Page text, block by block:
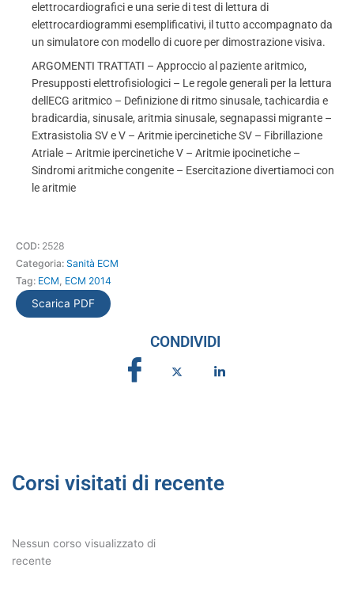
elettrocardiografici e una serie di test di lettura di
elettrocardiogrammi esemplificativi, il tutto accompagnato da
un simulatore con modello di cuore per dimostrazione visiva.
ARGOMENTI TRATTATI – Approccio al paziente aritmico,
Presupposti elettrofisiologici – Le regole generali per la lettura
dellECG aritmico – Definizione di ritmo sinusale, tachicardia e
bradicardia, sinusale, aritmia sinusale, segnapassi migrante –
Extrasistolia SV e V – Aritmie ipercinetiche SV – Fibrillazione
Atriale – Aritmie ipercinetiche V – Aritmie ipocinetiche –
Sindromi aritmiche congenite – Esercitazione divertiamoci con
le aritmie
COD: 2528
Categoria: Sanità ECM
Tag: ECM, ECM 2014
Scarica PDF
CONDIVIDI
Corsi visitati di recente
Nessun corso visualizzato di
recente